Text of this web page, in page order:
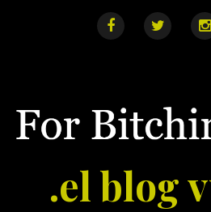
F
o
k
T I
a
.el blog